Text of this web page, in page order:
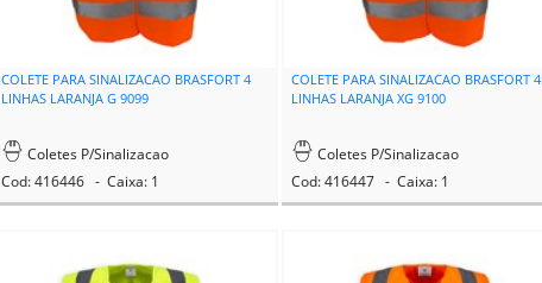
COLETE PARA SINALIZACAO BRASFORT 4
LINHAS LARANJA G 9099
Coletes P/Sinalizacao
Cod: 416446 - Caixa: 1
COLETE PARA SINALIZACAO BRASFORT 4
LINHAS LARANJA XG 9100
Coletes P/Sinalizacao
Cod: 416447 - Caixa: 1